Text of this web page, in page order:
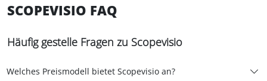
SCOPEVISIO FAQ
Häufig gestelle Fragen zu Scopevisio
Welches Preismodell bietet Scopevisio an?